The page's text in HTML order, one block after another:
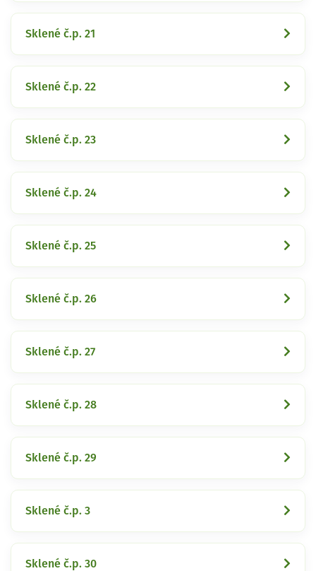
Sklené č.p. 21
Sklené č.p. 22
Sklené č.p. 23
Sklené č.p. 24
Sklené č.p. 25
Sklené č.p. 26
Sklené č.p. 27
Sklené č.p. 28
Sklené č.p. 29
Sklené č.p. 3
Sklené č.p. 30